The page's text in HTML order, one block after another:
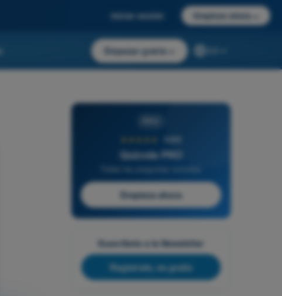
Iniciar sesión Empieza ahora
Empezar gratis
4,6/5
Quizvds PRO
Empieza ahora
Suscríbete a la Newsletter
Regístrate, es gratis